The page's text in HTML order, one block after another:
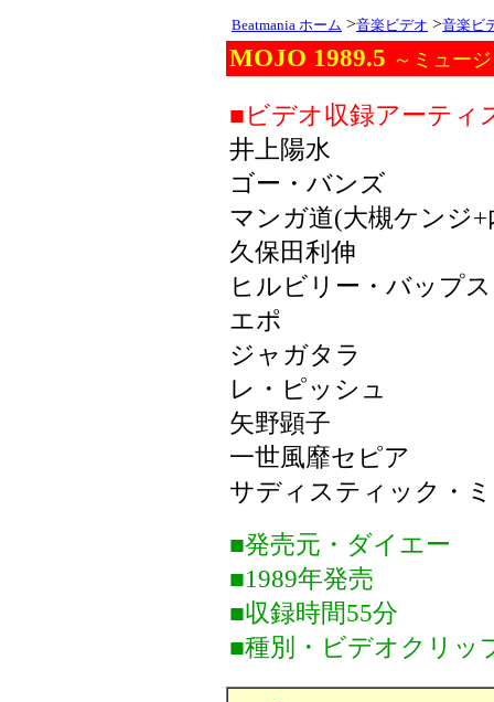
Beatmania ホーム >音楽ビデオ >音楽ビ
MOJO 1989.5 ～ミュー
■ビデオ収録アーティ
井上陽水
ゴー・バンズ
マンガ道(大槻ケンジ+
久保田利伸
ヒルビリー・バップス
エポ
ジャガタラ
レ・ピッシュ
矢野顕子
一世風靡セピア
サディスティック・
■発売元・ダイエー
■1989年発売
■収録時間55分
■種別・ビデオクリッ